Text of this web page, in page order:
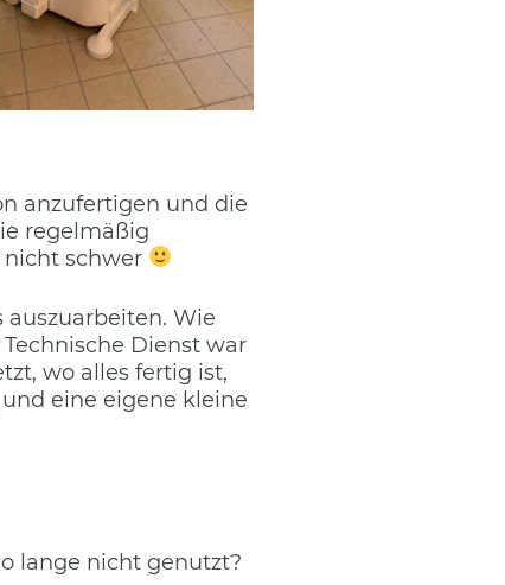
anzufertigen und die
regelmäßig
schwer
Wie
Dienst war
wo alles fertig ist,
eine eigene kleine
lange nicht genutzt?